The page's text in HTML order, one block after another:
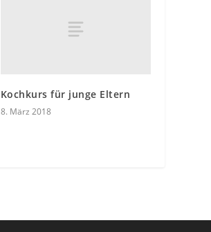
Kochkurs für junge Eltern
8. März 2018